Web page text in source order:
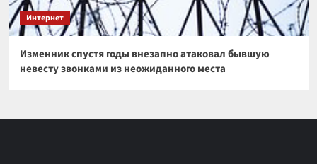
Интернет
Изменник спустя годы внезапно атаковал бывшую
невесту звонками из неожиданного места